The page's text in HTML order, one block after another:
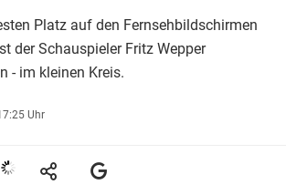
Platz auf den Fernsehbildschirmen
der Schauspieler Fritz Wepper
- im kleinen Kreis.
Uhr